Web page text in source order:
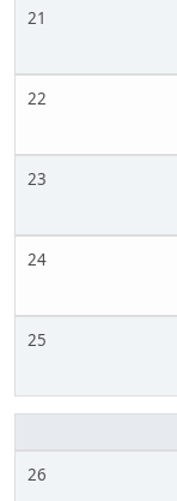
21
22
23
24
25
26